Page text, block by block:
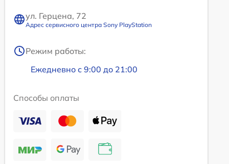
ул. Герцена, 72
Адрес сервисного центра Sony PlayStation
Режим работы:
Ежедневно с 9:00 до 21:00
Способы оплаты